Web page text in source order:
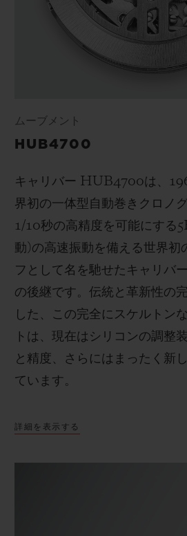
ムーブメント
HUB4700
キャリバー HUB4700は、
界初の一体型自動巻きクロノ
1/10秒の高精度を可能にする
動)の高速振動を備える世界初
フとして名を馳せたキャリバ
の後継です。伝統と革新性の
した、この完全にスケルトン
トは、現在はシリコンの調整
と精度、さらにはまったく新
ています。
詳細を表示する